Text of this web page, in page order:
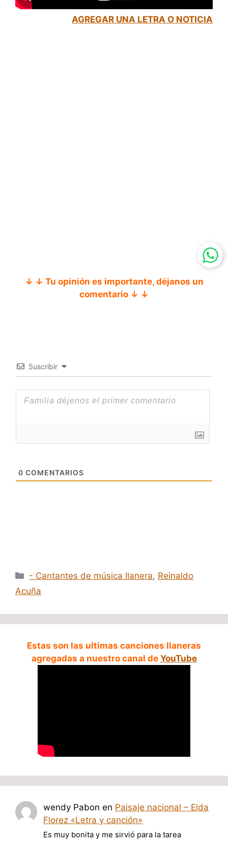
AGREGAR UNA LETRA O NOTICIA
↓ ↓ Tu opinión es importante, déjanos un
comentario ↓ ↓
Suscribir
0 COMENTARIOS
Categorías
- Cantantes de música llanera, Reinaldo
Acuña
Estas son las ultimas canciones llaneras
agregadas a nuestro canal de YouTube
wendy Pabon en Paisaje nacional – Elda
Florez «Letra y canción»
Es muy bonita y me sirvió para la tarea